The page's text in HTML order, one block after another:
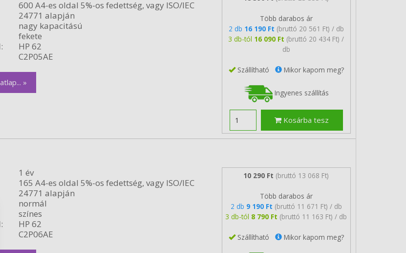
600 A4-es oldal 5%-os fedettség, vagy ISO/IEC
24771 alapján
nagy kapacitású
fekete
HP 62
C2P05AE
»
Több darabos ár
2 db 16 190 Ft (bruttó 20 561 Ft) / db
3 db-tól 16 090 Ft (bruttó 20 434 Ft) /
db
Szállítható Mikor kapom meg?
Ingyenes szállítás
Kosárba tesz
1 év
165 A4-es oldal 5%-os fedettség, vagy ISO/IEC
24771 alapján
normál
színes
HP 62
C2P06AE
10 290 Ft (bruttó 13 068 Ft)
Több darabos ár
2 db 9 190 Ft (bruttó 11 671 Ft) / db
3 db-tól 8 790 Ft (bruttó 11 163 Ft) / db
Szállítható Mikor kapom meg?